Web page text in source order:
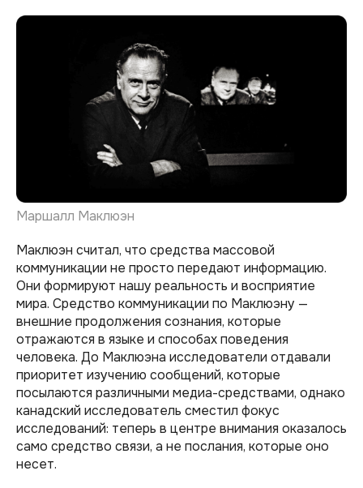
Маршалл Маклюэн
Маклюэн считал, что средства массовой
коммуникации не просто передают информацию.
Они формируют нашу реальность и восприятие
мира. Средство коммуникации по Маклюэну —
внешние продолжения сознания, которые
отражаются в языке и способах поведения
человека. До Маклюэна исследователи отдавали
приоритет изучению сообщений, которые
посылаются различными медиа-средствами, однако
канадский исследователь сместил фокус
исследований: теперь в центре внимания оказалось
само средство связи, а не послания, которые оно
несет.